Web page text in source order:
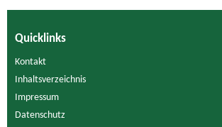
Quicklinks
Kontakt
Inhaltsverzeichnis
Impressum
Datenschutz